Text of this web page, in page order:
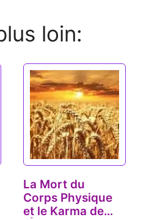
loin:
La Mort du
Corps Physique
et le Karma de